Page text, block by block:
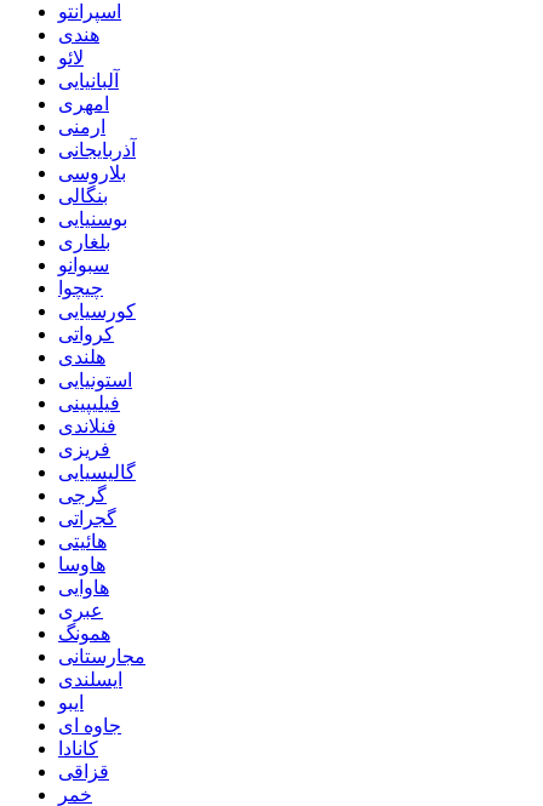
اسپرانتو
هندی
لائو
آلبانیایی
امهری
ارمنی
آذربایجانی
بلاروسی
بنگالی
بوسنیایی
بلغاری
سبوانو
چیچوا
کورسیایی
کرواتی
هلندی
استونیایی
فیلیپینی
فنلاندی
فریزی
گالیسیایی
گرجی
گجراتی
هائیتی
هاوسا
هاوایی
عبری
همونگ
مجارستانی
ایسلندی
ایبو
جاوه ای
کانادا
قزاقی
خمر